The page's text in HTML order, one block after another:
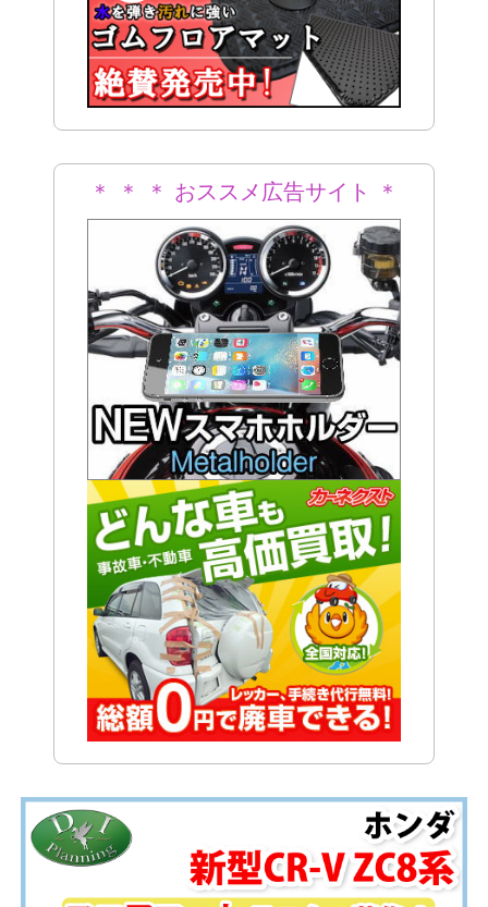
＊ ＊ ＊ おススメ広告サイト ＊
＊ ＊